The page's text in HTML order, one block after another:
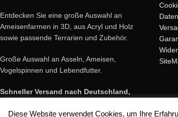
Entdecken Sie eine große Auswahl an
Ameisenfarmen in 3D, aus Acryl und Holz
sowie passende Terrarien und Zubehör.
Große Auswahl an Asseln, Ameisen,
Vogelspinnen und Lebendfutter.
Schneller Versand nach Deutschland,
Diese Website verwendet Cookies, um Ihre